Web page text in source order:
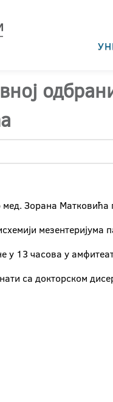
мед. Зорана
мезентеријума
у 13 часова у
са докторском